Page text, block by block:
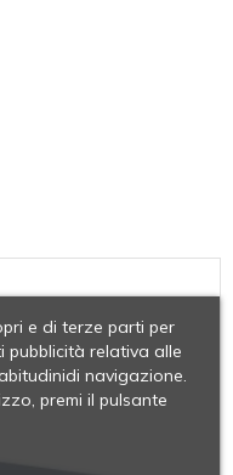
e di terze parti per
pubblicità relativa alle
navigazione.
premi il pulsante